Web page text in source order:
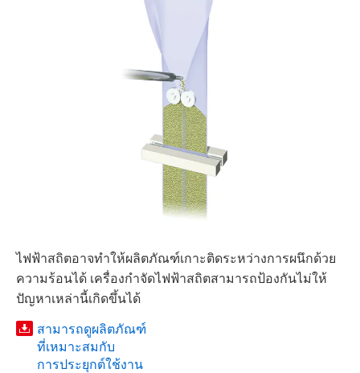
ไฟฟ้าสถิตอาจทำให้ผลิตภัณฑ์เกาะติดระหว่างการผนึกด้วย
ความร้อนได้ เครื่องกำจัดไฟฟ้าสถิตสามารถป้องกันไม่ให้
ปัญหาเหล่านี้เกิดขึ้นได้
สามารถดูผลิตภัณฑ์
ที่เหมาะสมกับ
การประยุกต์ใช้งาน